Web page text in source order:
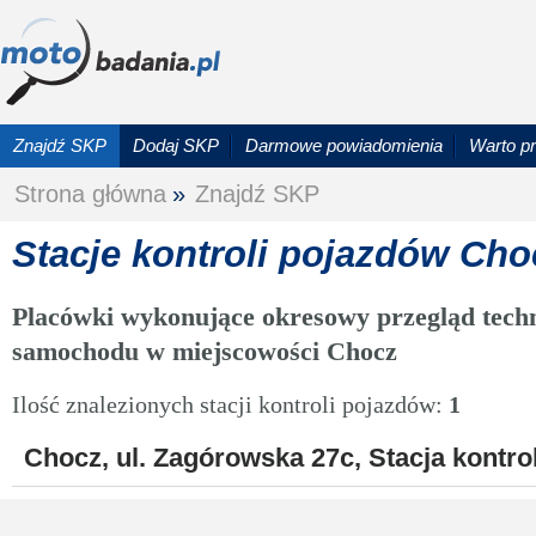
Znajdź SKP Dodaj SKP Darmowe powiadomienia Warto
Strona główna » Znajdź SKP
Stacje kontroli pojazdów
Placówki wykonujące okresowy przegląd
samochodu w miejscowości Chocz
Ilość znalezionych stacji kontroli pojazdów: 1
Chocz, ul. Zagórowska 27c, Stacja